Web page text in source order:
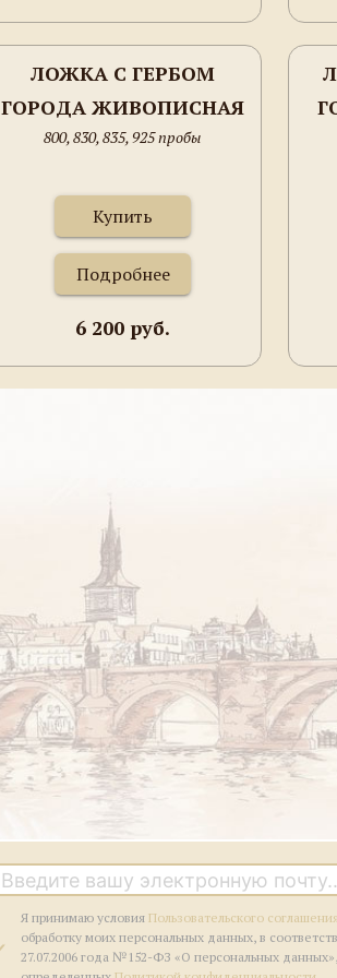
ЛОЖКА С ГЕРБОМ
ГОРОДА ЖИВОПИСНАЯ
ЭМАЛЬ
800, 830, 835, 925 пробы
Купить
Подробнее
6 200 руб.
Я принимаю условия Пользовательского соглашения
обработку моих персональных данных, в
27.07.2006 года №152-ФЗ «О персональных